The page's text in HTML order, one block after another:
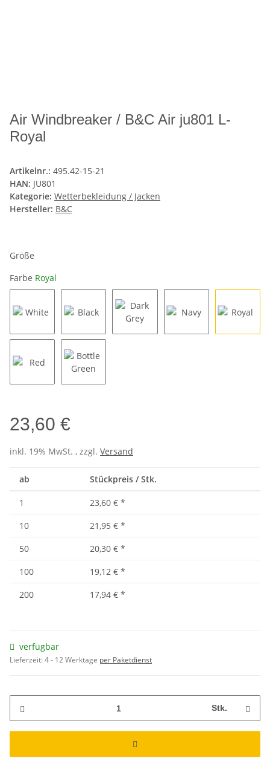
Air Windbreaker / B&C Air ju801 L-
Royal
Artikelnr.: 495.42-15-21
HAN: JU801
Kategorie: Wetterbekleidung / Jacken
Hersteller: B&C
Größe
Farbe Royal
White Black
23,60 €
inkl. 19% MwSt. , zzgl. Versand
ab Stückpreis / Stk.
1 23,60 € *
10
21,95 € *
50
20,30 € *
100
19,12 € *
200
17,94 € *
verfügbar
Lieferzeit:4 - 12 Werktage per Paketdienst
Stk.